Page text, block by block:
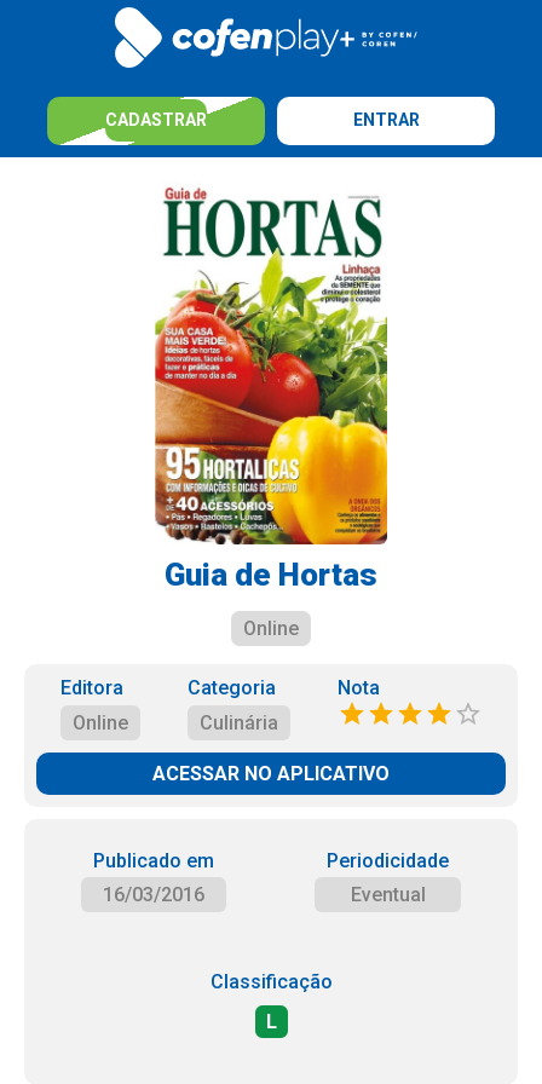
CADASTRAR ENTRAR
Guia de Hortas
Online
Editora
Online
Categoria
Culinária
Nota
ACESSAR NO APLICATIVO
Publicado em
16/03/2016
Periodicidade
Eventual
Classificação
L